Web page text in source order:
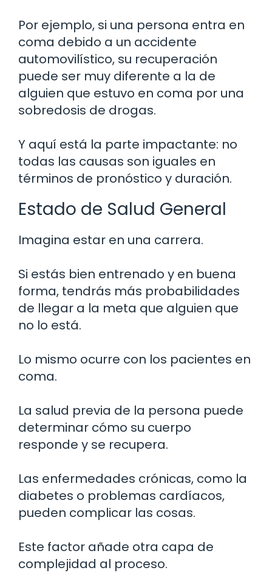
Por ejemplo, si una persona entra en
coma debido a un accidente
automovilístico, su recuperación
puede ser muy diferente a la de
alguien que estuvo en coma por una
sobredosis de drogas.
Y aquí está la parte impactante: no
todas las causas son iguales en
términos de pronóstico y duración.
Estado de Salud General
Imagina estar en una carrera.
Si estás bien entrenado y en buena
forma, tendrás más probabilidades
de llegar a la meta que alguien que
no lo está.
Lo mismo ocurre con los pacientes en
coma.
La salud previa de la persona puede
determinar cómo su cuerpo
responde y se recupera.
Las enfermedades crónicas, como la
diabetes o problemas cardíacos,
pueden complicar las cosas.
Este factor añade otra capa de
complejidad al proceso.